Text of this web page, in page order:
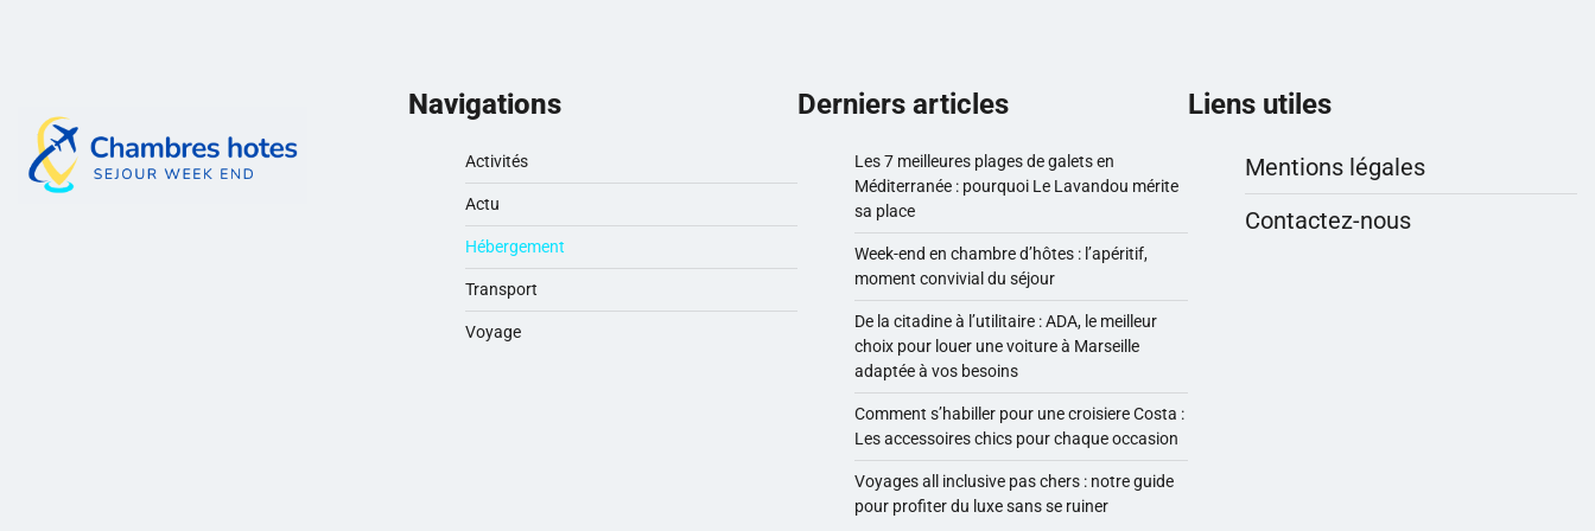
Navigations
Activités
Actu
Hébergement
Transport
Voyage
Derniers articles
Les 7 meilleures plages de galets en
Méditerranée : pourquoi Le Lavandou mérite
sa place
Week-end en chambre d’hôtes : l’apéritif,
moment convivial du séjour
De la citadine à l’utilitaire : ADA, le meilleur
choix pour louer une voiture à Marseille
adaptée à vos besoins
Comment s’habiller pour une croisiere Costa :
Les accessoires chics pour chaque occasion
Voyages all inclusive pas chers : notre guide
pour profiter du luxe sans se ruiner
Liens utiles
Mentions légales
Contactez-nous